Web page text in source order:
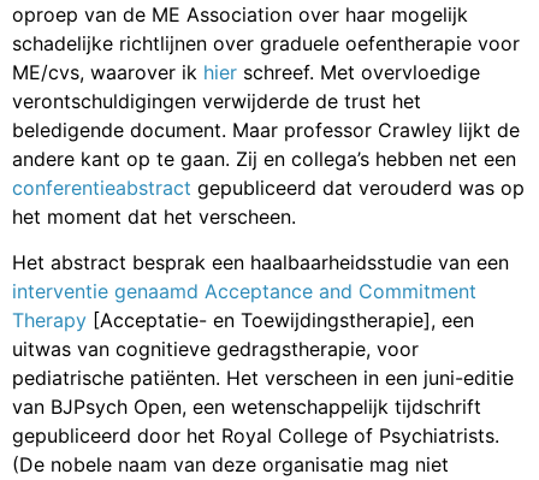
oproep van de ME Association over haar mogelijk
schadelijke richtlijnen over graduele oefentherapie voor
ME/cvs, waarover ik hier schreef. Met overvloedige
verontschuldigingen verwijderde de trust het
beledigende document. Maar professor Crawley lijkt de
andere kant op te gaan. Zij en collega’s hebben net een
conferentieabstract gepubliceerd dat verouderd was op
het moment dat het verscheen.
Het abstract besprak een haalbaarheidsstudie van een
interventie genaamd Acceptance and Commitment
Therapy [Acceptatie- en Toewijdingstherapie], een
uitwas van cognitieve gedragstherapie, voor
pediatrische patiënten. Het verscheen in een juni-editie
van BJPsych Open, een wetenschappelijk tijdschrift
gepubliceerd door het Royal College of Psychiatrists.
(De nobele naam van deze organisatie mag niet